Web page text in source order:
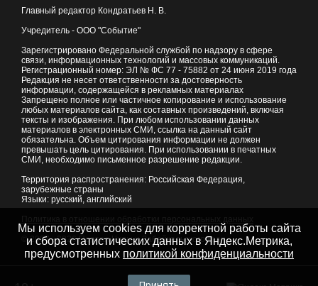
Главный редактор Кондратьев Н. В.
Учредитель - ООО "Событие"
Зарегистрировано Федеральной службой по надзору в сфере
связи, информационных технологий и массовых коммуникаций.
Регистрационный номер: ЭЛ № ФС 77 - 75882 от 24 июня 2019 года
Редакция не несет ответственности за достоверность
информации, содержащейся в рекламных материалах
Запрещено полное или частичное копирование и использование
любых материалов сайта, как составных произведений, включая
тексты и изображения. При любом использовании данных
материалов в электронных СМИ, ссылка на данный сайт
обязательна. Объем цитирования информации не должен
превышать цель цитирования. При использовании в печатных
СМИ, необходимо письменное разрешение редакции.
Территория распространения: Российская Федерация,
зарубежные страны
Языки: русский, английский
© 2007 - 2026Портал Читы и Забайкальского края
Мы используем cookies для корректной работы сайта
и сбора статистических данных в Яндекс.Метрика,
предусмотренных политикой конфиденциальности